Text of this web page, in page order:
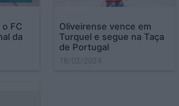
FC
da
Oliveirense vence em
Turquel e segue na Taça
de Portugal